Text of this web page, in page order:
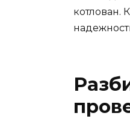
котлован.